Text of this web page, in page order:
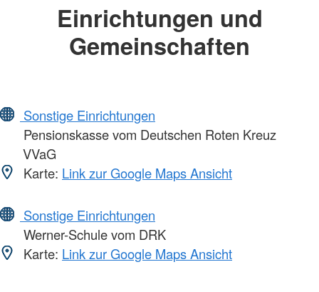
Einrichtungen und
Gemeinschaften
Sonstige Einrichtungen
Pensionskasse vom Deutschen Roten Kreuz
VVaG
Karte: Link zur Google Maps Ansicht
Sonstige Einrichtungen
Werner-Schule vom DRK
Karte: Link zur Google Maps Ansicht